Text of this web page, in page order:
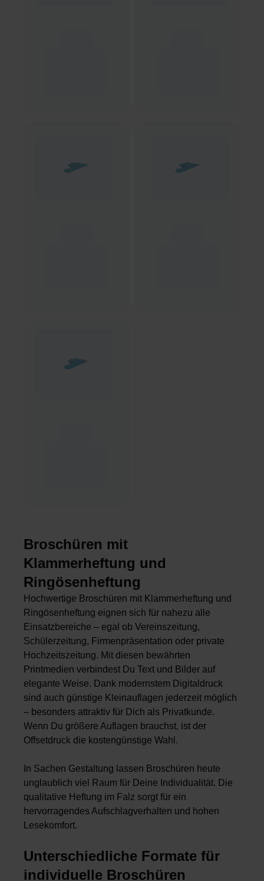
Broschüren mit
Klammerheftung und
Ringösenheftung
Hochwertige Broschüren mit Klammerheftung und
Ringösenheftung eignen sich für nahezu alle
Einsatzbereiche – egal ob Vereinszeitung,
Schülerzeitung, Firmenpräsentation oder private
Hochzeitszeitung. Mit diesen bewährten
Printmedien verbindest Du Text und Bilder auf
elegante Weise. Dank modernstem Digitaldruck
sind auch günstige Kleinauflagen jederzeit möglich
– besonders attraktiv für Dich als Privatkunde.
Wenn Du größere Auflagen brauchst, ist der
Offsetdruck die kostengünstige Wahl.
In Sachen Gestaltung lassen Broschüren heute
unglaublich viel Raum für Deine Individualität. Die
qualitative Heftung im Falz sorgt für ein
hervorragendes Aufschlagverhalten und hohen
Lesekomfort.
Unterschiedliche Formate für
individuelle Broschüren